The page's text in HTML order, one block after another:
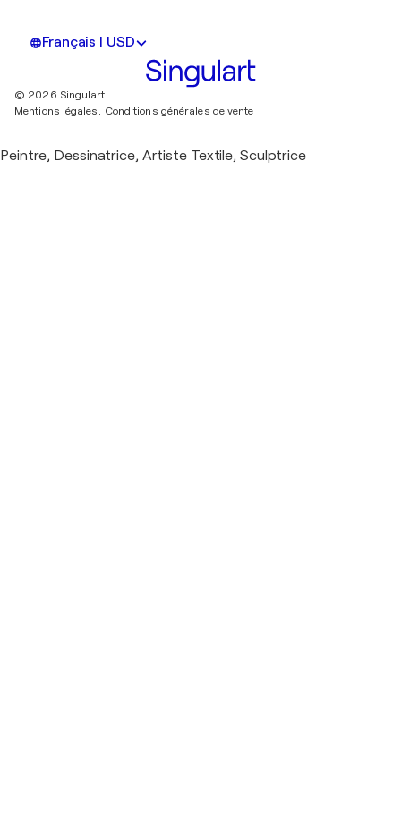
Français | USD
© 2026 Singulart
Mentions légales. Conditions générales de vente
Peintre, Dessinatrice, Artiste Textile, Sculptrice